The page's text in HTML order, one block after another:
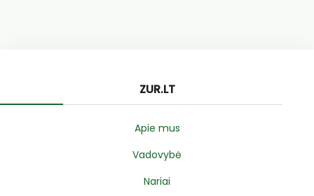
ZUR.LT
Apie mus
Vadovybė
Nariai